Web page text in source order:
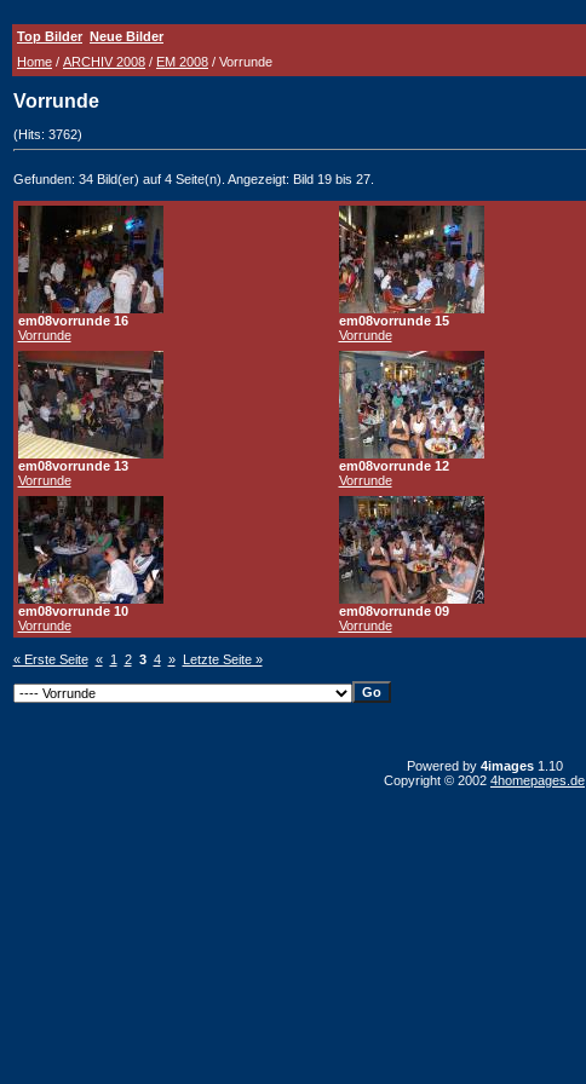
Top Bilder Neue Bilder
Home / ARCHIV 2008 / EM 2008 / Vorrunde
Vorrunde
(Hits: 3762)
Gefunden: 34 Bild(er) auf 4 Seite(n). Angezeigt: Bild 19 bis 27.
em08vorrunde 16
Vorrunde
em08vorrunde 15
Vorrunde
em08vorrunde 13
Vorrunde
em08vorrunde 12
Vorrunde
em08vorrunde 10
Vorrunde
em08vorrunde 09
Vorrunde
« Erste Seite « 1 2 3 4 » Letzte Seite »
Powered by 4images1.10
Copyright © 2002 4homepages.de